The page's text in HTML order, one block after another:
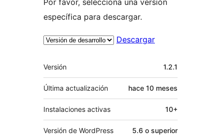
específica para descargar.
Descargar
Meta
Versión 1.2.1
Última actualización hace 10 meses
Instalaciones activas 10+
Versión de WordPress 5.6 o superior